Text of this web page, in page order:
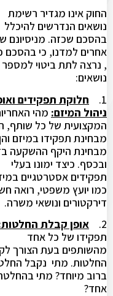
החוק אינו מגדיר רשימת
נושאים הנדרשים להיכלל
בהסכם שכזה. מניסיונם
אחרים למדנו, כי בהסכם
, נרצה לתת ביטוי למספר
נושאים:
1.
חלוקת תפקידים
ניהול המיזם:מהי
המקצועית של כל שותף, הן
מבחינת תפקידו במיזם והן
מבחינת היקף ההשקעה
ובכסף. כיצד ימונו בעלי
תפקידים אסטרטגיים
כמו יועץ משפטי, רואה
דירקטורים ונושאי משרה.
2.
אופן קבלת החלטות:
תפקידו של כל אחד
מהשותפים בעת הצורך
החלטות. מתי נקבל
ברוב מיוחד? מתי
אחד?